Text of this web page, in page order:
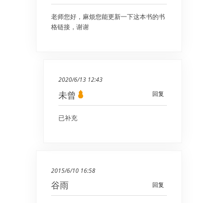
老师您好，麻烦您能更新一下这本书的书
格链接，谢谢
2020/6/13 12:43
回复
未曾
已补充
2015/6/10 16:58
回复
谷雨